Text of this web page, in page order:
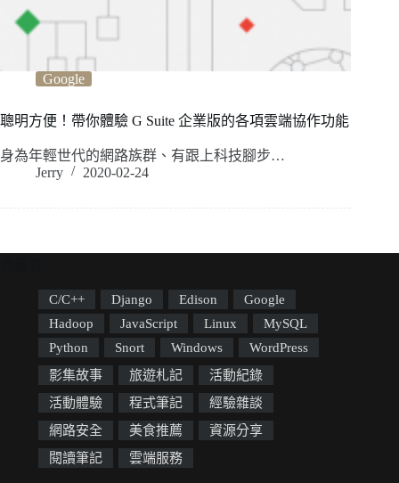
Google
聰明方便！帶你體驗 G Suite 企業版的各項雲端協作功能
身為年輕世代的網路族群、有跟上科技腳步…
Jerry
2020-02-24
C/C++ Django Edison
Google
Hadoop
JavaScript Linux
MySQL
Python
Snort Windows
WordPress
影集故事
旅遊札記
活動紀錄
活動體驗
程式筆記
經驗雜談
網路安全
美食推薦
資源分享
閱讀筆記
雲端服務